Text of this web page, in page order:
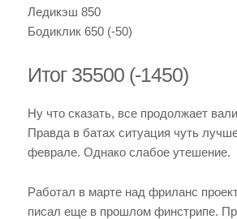
Ледикэш 850
Бодиклик 650 (-50)
Итог 35500 (-1450)
Ну что сказать, все продолжает
Правда в батах ситуация чуть
феврале. Однако слабое утешение.
Работал в марте над фриланс
писал еще в прошлом финстрипе.